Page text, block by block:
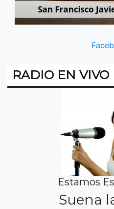
RADIO EN VIVO
Estamos
Suena